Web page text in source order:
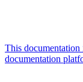
This
documentation